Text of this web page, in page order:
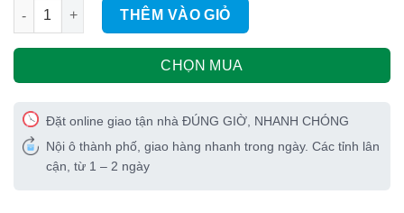
VANG CHILE SANTA LORETO số lượng
THÊM VÀO GIỎ
CHỌN MUA
Đặt online giao tận nhà ĐÚNG GIỜ, NHANH CHÓNG
Nội ô thành phố, giao hàng nhanh trong ngày. Các tỉnh lân
cận, từ 1 – 2 ngày